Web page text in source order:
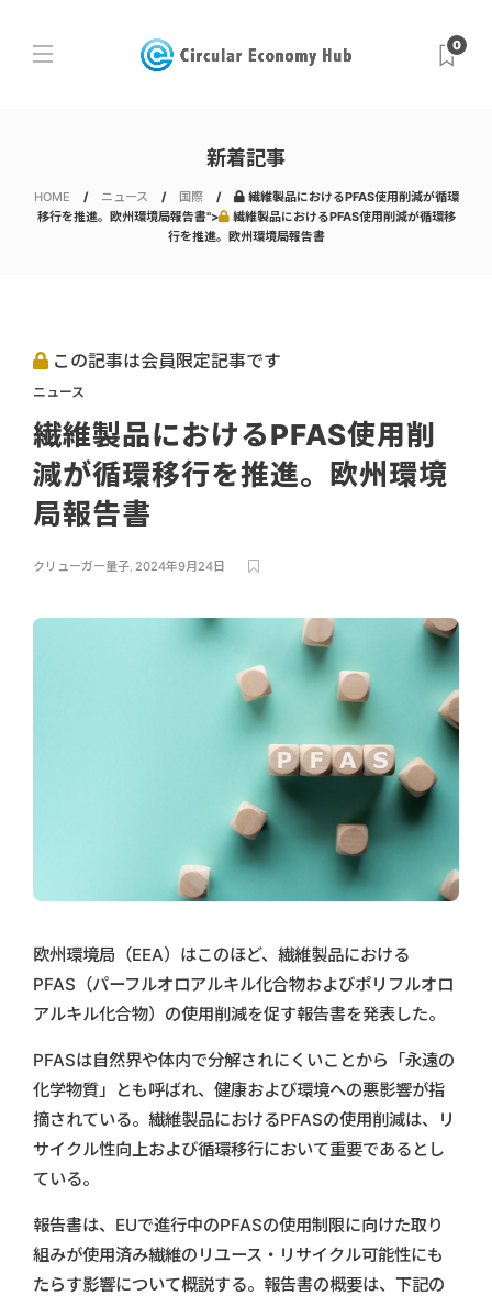
0
新着記事
HOME ニュース 国際
繊維製品におけるPFAS使用削減が循環
移行を推進。欧州環境局報告書">
繊維製品におけるPFAS使用削減が循環移
行を推進。欧州環境局報告書
この記事は会員限定記事です
ニュース
繊維製品におけるPFAS使用削
減が循環移行を推進。欧州環境
局報告書
クリューガー量子, 2024年9月24日
欧州環境局（EEA）はこのほど、繊維製品における
PFAS（パーフルオロアルキル化合物およびポリフルオロ
アルキル化合物）の使用削減を促す報告書を発表した。
PFASは自然界や体内で分解されにくいことから「永遠の
化学物質」とも呼ばれ、健康および環境への悪影響が指
摘されている。繊維製品におけるPFASの使用削減は、リ
サイクル性向上および循環移行において重要であるとし
ている。
報告書は、EUで進行中のPFASの使用制限に向けた取り
組みが使用済み繊維のリユース・リサイクル可能性にも
たらす影響について概説する。報告書の概要は、下記の